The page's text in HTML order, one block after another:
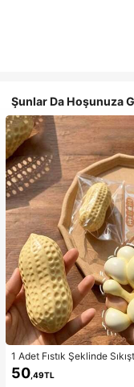
Şunlar Da Hoşunuza
1 Adet Fıstık Şeklinde
Stres Oyuncağı, Ofis
e Parti Etkileşimi İçin
50 ,49TL